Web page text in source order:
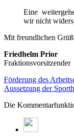
Eine
wir nicht
Mit freundlichen
Friedhelm Prior
Fraktionsvorsitzender
Förderung des
Aussetzung der
Die